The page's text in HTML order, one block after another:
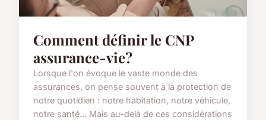
Comment définir le CNP
assurance-vie?
Lorsque l'on évoque le vaste monde des
assurances, on pense souvent à la protection de
notre quotidien : notre habitation, notre véhicule,
notre santé... Mais au-delà de ces considérations